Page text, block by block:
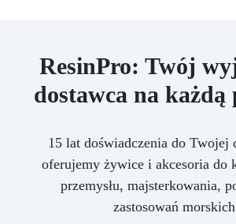
ResinPro: Twój
dostawca na każdą
15 lat doświadczenia do Twojej
oferujemy żywice i akcesoria do
przemysłu, majsterkowania,
zastosowań